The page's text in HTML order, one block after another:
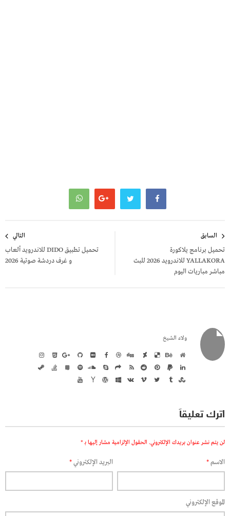
المقالات
السابق
تحميل برنامج يلاكورة
YALLAKORA للاندرويد 2026 للبث
مباشر مباريات اليوم
التالي
تحميل تطبيق DIDO للاندرويد ألعاب
و غرف دردشة صوتية 2026
ولاء الشيخ
اترك تعليقاً
لن يتم نشر عنوان بريدك الإلكتروني. الحقول الإلزامية مشار إليها بـ *
الاسم* البريد الإلكتروني*
الموقع الإلكتروني